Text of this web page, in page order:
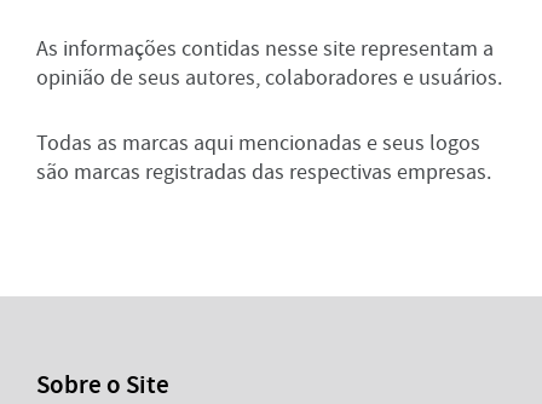
As informações contidas nesse site representam a
opinião de seus autores, colaboradores e usuários.
Todas as marcas aqui mencionadas e seus logos
são marcas registradas das respectivas empresas.
Sobre o Site